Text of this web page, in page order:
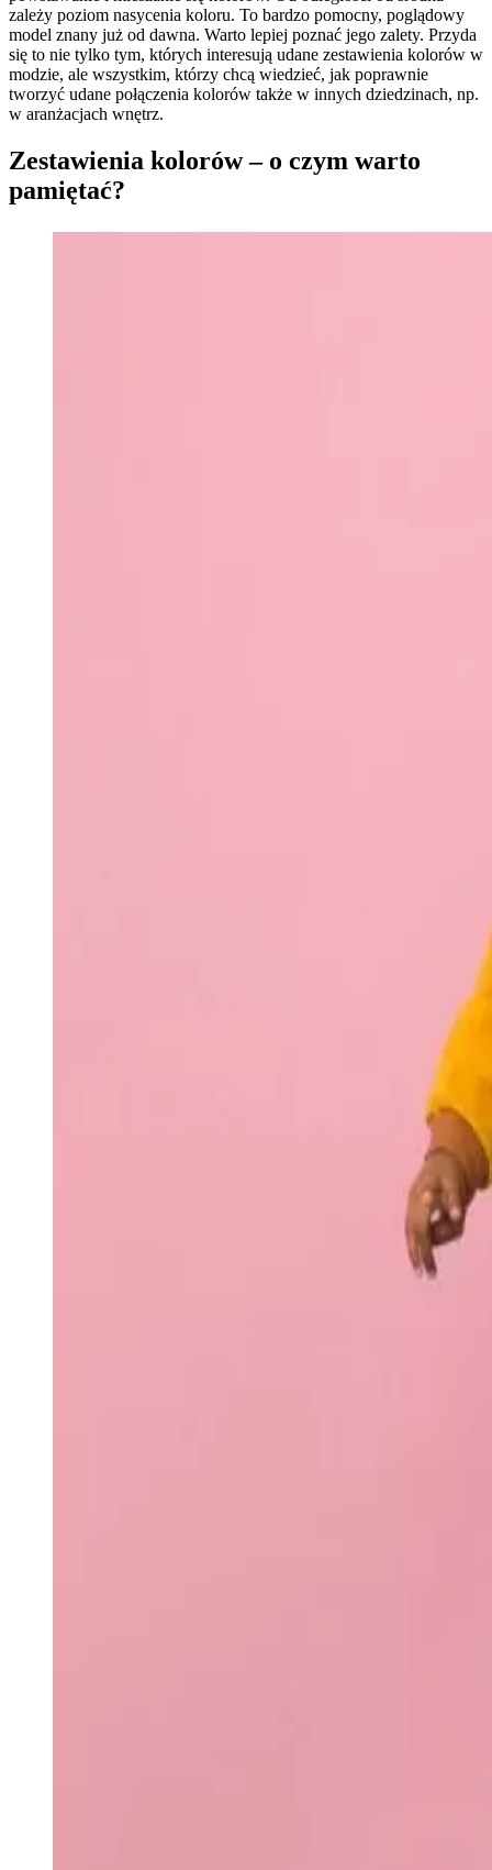
zależy poziom nasycenia koloru. To bardzo pomocny, poglądowy
model znany już od dawna. Warto lepiej poznać jego zalety. Przyda
się to nie tylko tym, których interesują udane zestawienia kolorów w
modzie, ale wszystkim, którzy chcą wiedzieć, jak poprawnie
tworzyć udane połączenia kolorów także w innych dziedzinach, np.
w aranżacjach wnętrz.
Zestawienia kolorów – o czym warto
pamiętać?